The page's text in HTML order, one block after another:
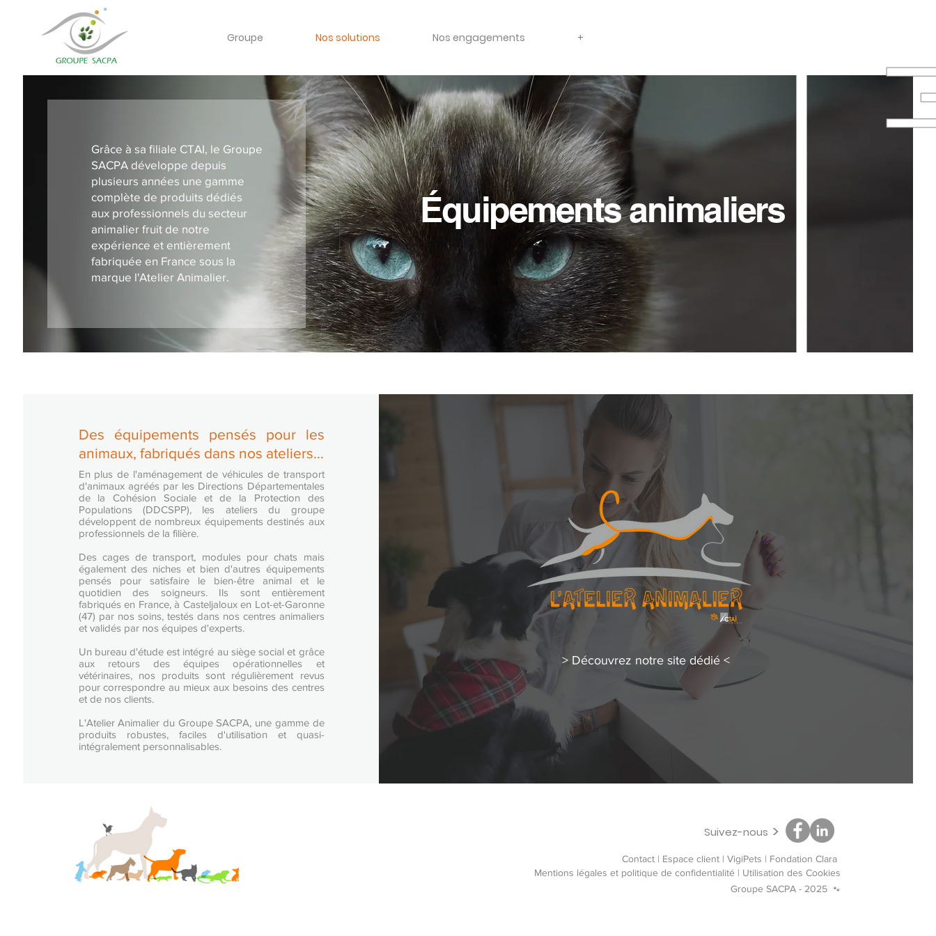
Groupe Nos solutions Nos engagements +
Grâce à sa filiale CTAI, le Groupe
SACPA développe depuis
plusieurs années une gamme
complète de produits dédiés
aux professionnels du secteur
animalier fruit de notre
expérience et entièrement
fabriquée en France sous la
marque l'Atelier Animalier.
Équipements animaliers
Des équipements pensés pour les
animaux, fabriqués dans nos ateliers...
En plus de l'aménagement de véhicules de transport
d'animaux agréés par les Directions Départementales
de la Cohésion Sociale et de la Protection des
Populations (DDCSPP), les ateliers du groupe
développent de nombreux équipements destinés aux
professionnels de la filière.
Des cages de transport, modules pour chats mais
également des niches et bien d'autres équipements
pensés pour satisfaire le bien-être animal et le
quotidien des soigneurs. Ils sont entièrement
fabriqués en France, à Casteljaloux en Lot-et-Garonne
(47) par nos soins, testés dans nos centres animaliers
et validés par nos équipes d'experts.
Un bureau d'étude est intégré au siège social et grâce
aux retours des équipes opérationnelles et
vétérinaires, nos produits sont régulièrement revus
pour correspondre au mieux aux besoins des centres
et de nos clients.
L'Atelier Animalier du Groupe SACPA, une gamme de
produits robustes, faciles d'utilisation et quasi-
intégralement personnalisables​​.
> Découvrez notre site dédié <
Suivez-nous >
Contact| Espace client| VigiPets ​| Fondation Clara
Mentions légales et politique de confidentialité | Utilisation des Cookies
Groupe SACPA - 2025
🐾